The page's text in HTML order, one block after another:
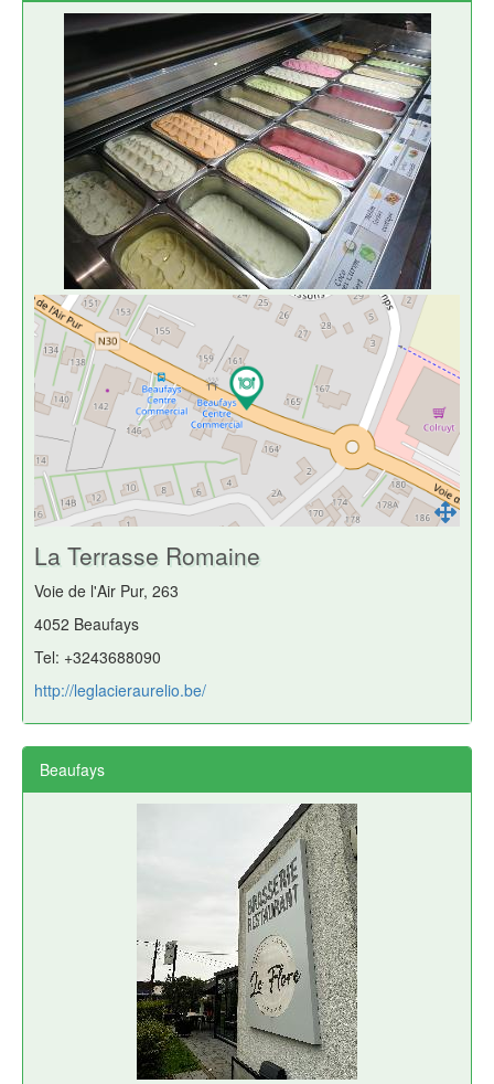
La Terrasse Romaine
Voie de l'Air Pur, 263
4052 Beaufays
Tel: +3243688090
http://leglacieraurelio.be/
Beaufays